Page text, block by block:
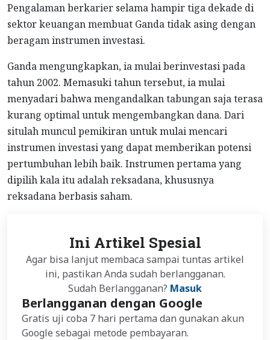
Pengalaman berkarier selama hampir tiga dekade di
sektor keuangan membuat Ganda tidak asing dengan
beragam instrumen investasi.
Ganda mengungkapkan, ia mulai berinvestasi pada
tahun 2002. Memasuki tahun tersebut, ia mulai
menyadari bahwa mengandalkan tabungan saja terasa
kurang optimal untuk mengembangkan dana. Dari
situlah muncul pemikiran untuk mulai mencari
instrumen investasi yang dapat memberikan potensi
pertumbuhan lebih baik. Instrumen pertama yang
dipilih kala itu adalah reksadana, khususnya
reksadana berbasis saham.
Ini Artikel Spesial
Agar bisa lanjut membaca sampai tuntas artikel
ini, pastikan Anda sudah berlangganan.
Sudah Berlangganan? Masuk
Berlangganan dengan Google
Gratis uji coba 7 hari pertama dan gunakan akun
Google sebagai metode pembayaran.